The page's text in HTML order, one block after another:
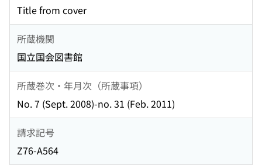
Title from cover
所蔵機関
国立国会図書館
所蔵巻次・年月次（所蔵事項）
No. 7 (Sept. 2008)-no. 31 (Feb. 2011)
請求記号
Z76-A564